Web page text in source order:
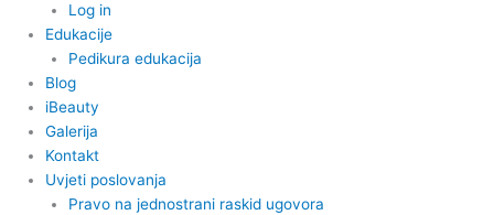
Log in
Edukacije
Pedikura edukacija
Blog
iBeauty
Galerija
Kontakt
Uvjeti poslovanja
Pravo na jednostrani raskid ugovora